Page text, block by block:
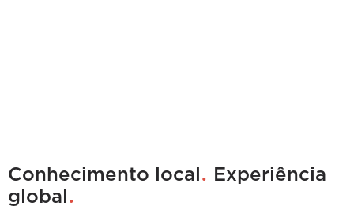
Conhecimento local . Experiência
global .